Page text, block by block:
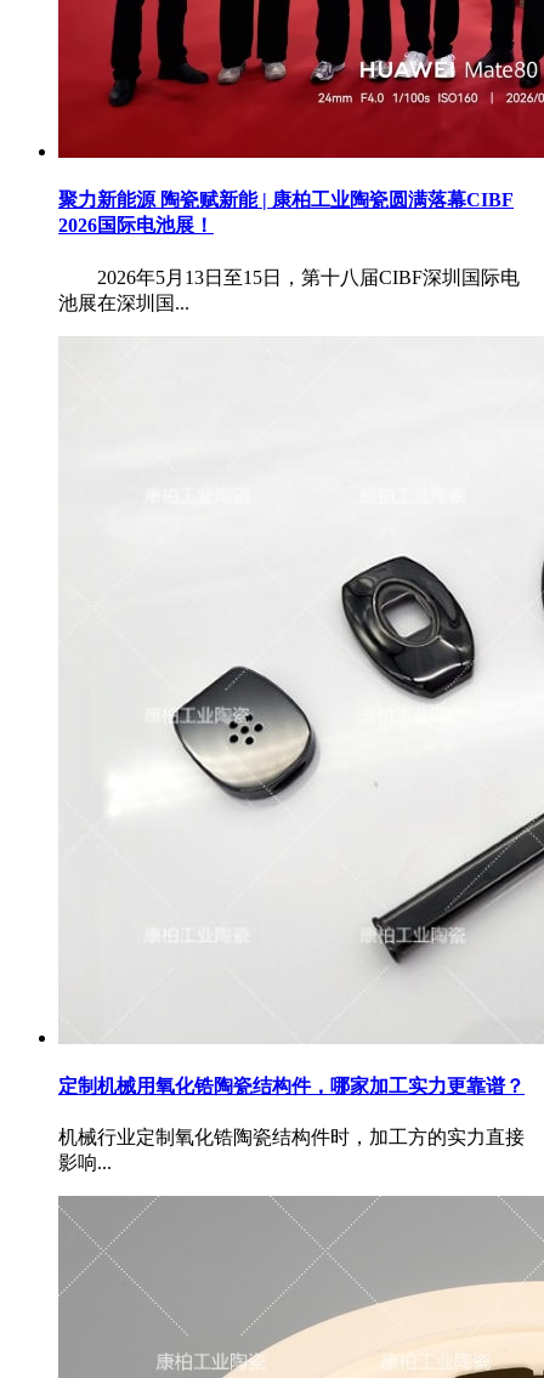
聚力新能源 陶瓷赋新能 | 康柏工业陶瓷圆满落幕CIBF
2026国际电池展！
2026年5月13日至15日，第十八届CIBF深圳国际电
池展在深圳国...
定制机械用氧化锆陶瓷结构件，哪家加工实力更靠谱？
机械行业定制氧化锆陶瓷结构件时，加工方的实力直接
影响...